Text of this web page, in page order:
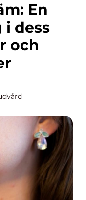
dess
och